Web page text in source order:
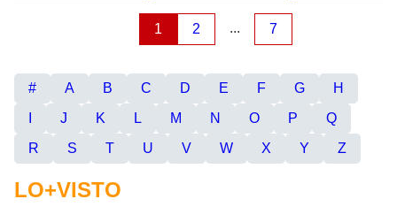
1 2 ... 7
# A B C D E F G
H
J K L M N O P
Q
R
S T U V W X Y Z
LO+VISTO